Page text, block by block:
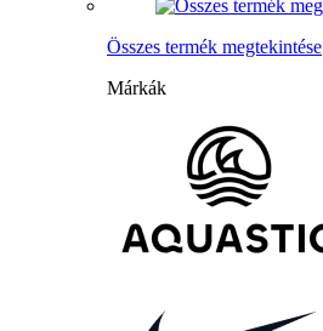
Összes termék megtekintése
Márkák